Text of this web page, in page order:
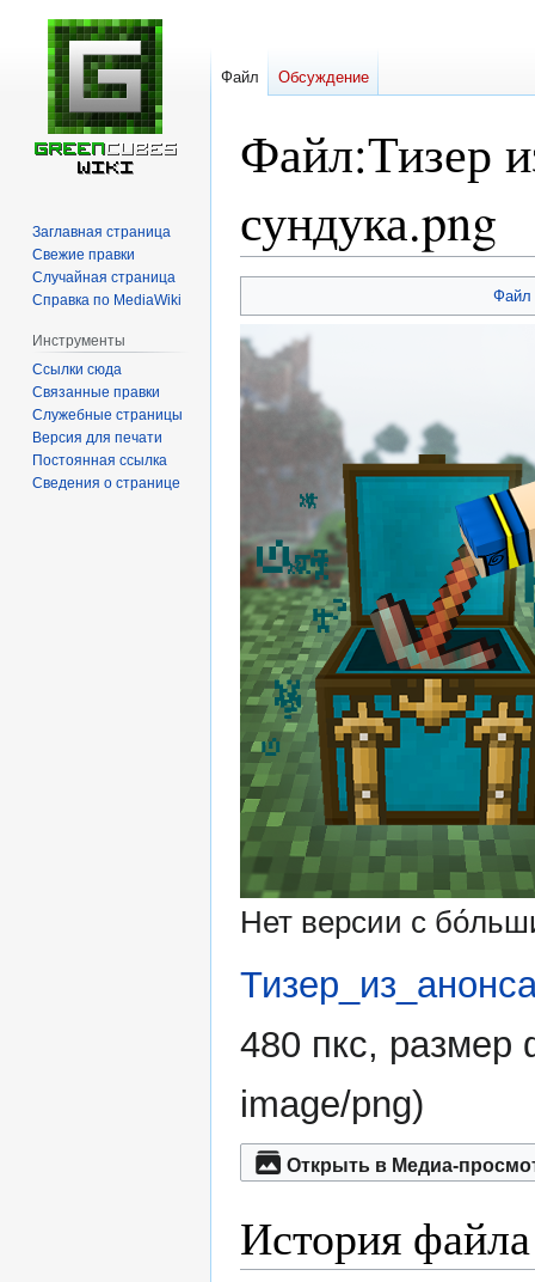
Файл:Тизер
сундука.png
к
навигации
к
поиску
Файл
Нет версии с
480 пкс, размер
image/png)
Открыть в Медиа-
История файла
Файл Обсуждение
Заглавная страница
Свежие правки
Случайная страница
Справка по MediaWiki
Инструменты
Ссылки сюда
Связанные правки
Служебные страницы
Версия для печати
Постоянная ссылка
Сведения о странице